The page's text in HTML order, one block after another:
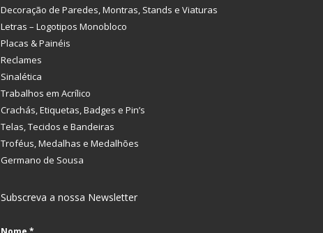
Decoração de Paredes, Montras, Stands e Viaturas
Letras – Logotipos Monobloco
Placas & Painéis
Reclames
Sinalética
Trabalhos em Acrílico
Crachás, Etiquetas, Badges e Pin’s
Telas, Tecidos e Bandeiras
Troféus, Medalhas e Medalhões
Germano de Sousa
Subscreva a nossa Newsletter